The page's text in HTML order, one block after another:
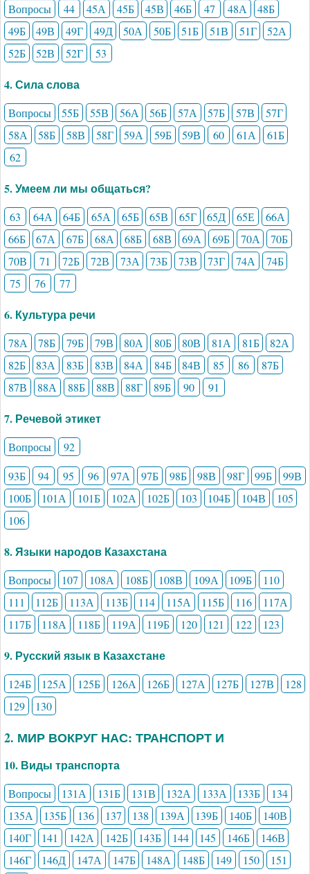
Вопросы 44 45А 45Б 45В 46Б 47 48А
48Б
49Б
49В 49Г 49Д 50А 50Б 51Б 51В 51Г
52А
52Б
52В 52Г 53
4. Сила слова
Вопросы 55Б 55В 56А 56Б 57А 57Б 57В
57Г
58А
58Б 58В 58Г 59А 59Б 59В 60 61А
61Б
62
5. Умеем ли мы общаться?
63 64А 64Б 65А 65Б 65В 65Г 65Д 65Е
66А
66Б
67А 67Б 68А 68Б 68В 69А 69Б 70А
70Б
70В
71 72Б 72В 73А 73Б 73В 73Г 74А
74Б
75
76 77
6. Культура речи
78А 78Б 79Б 79В 80А 80Б 80В 81А 81Б
82А
82Б
83А 83Б 83В 84А 84Б 84В 85 86
87Б
87В
88А 88Б 88В 88Г 89Б 90 91
7. Речевой этикет
Вопросы
92
93Б
94 95 96 97А 97Б 98Б 98В 98Г 99Б
99В
100Б
101А 101Б 102А 102Б 103 104Б 104В
105
106
8. Языки народов Казахстана
Вопросы 107 108А 108Б 108В 109А 109Б
110
111
112Б 113А 113Б 114 115А 115Б 116
117А
117Б
118А 118Б 119А 119Б 120 121 122 123
9. Русский язык в Казахстане
124Б 125А 125Б 126А 126Б 127А 127Б 127В
128
129
130
2. МИР ВОКРУГ НАС: ТРАНСПОРТ И
10. Виды транспорта
Вопросы 131А 131Б 131В 132А 133А 133Б
134
135А
135Б 136 137 138 139А 139Б 140Б
140В
140Г
141 142А 142Б 143Б 144 145 146Б
146В
146Г
146Д 147А 147Б 148А 148Б 149 150 151